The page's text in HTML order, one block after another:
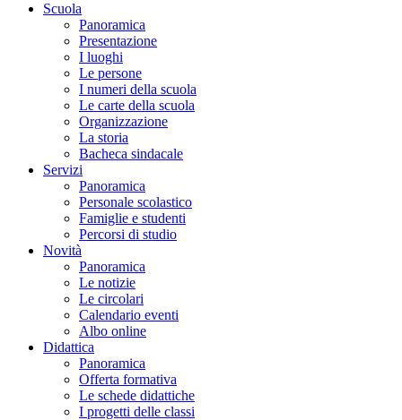
Scuola
Panoramica
Presentazione
I luoghi
Le persone
I numeri della scuola
Le carte della scuola
Organizzazione
La storia
Bacheca sindacale
Servizi
Panoramica
Personale scolastico
Famiglie e studenti
Percorsi di studio
Novità
Panoramica
Le notizie
Le circolari
Calendario eventi
Albo online
Didattica
Panoramica
Offerta formativa
Le schede didattiche
I progetti delle classi